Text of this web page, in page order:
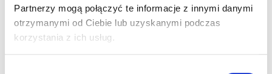
Partnerzy mogą połączyć te informacje z innymi danymi
otrzymanymi od Ciebie lub uzyskanymi podczas
korzystania z ich usług.